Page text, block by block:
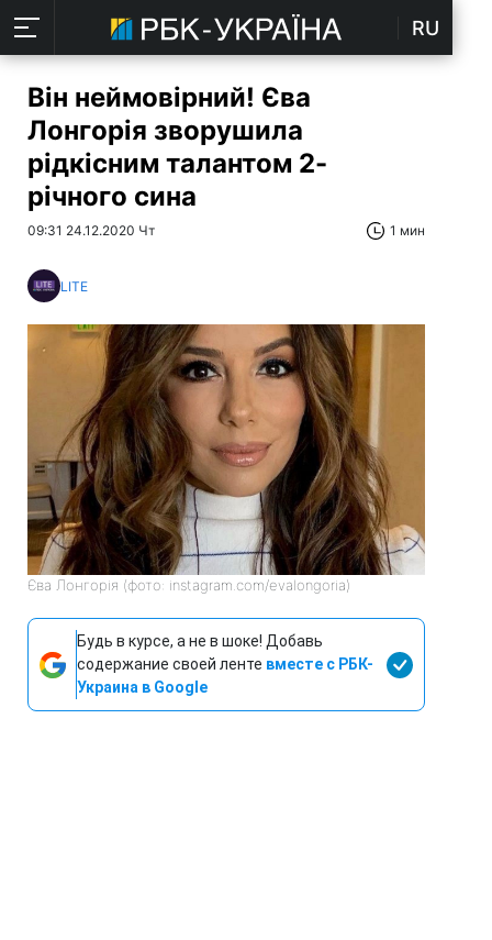
RU
Він неймовірний! Єва
Лонгорія зворушила
рідкісним талантом 2-
річного сина
09:31 24.12.2020 Чт 1 мин
LITE
Єва Лонгорія (фото: instagram.com/evalongoria)
Будь в курсе, а не в шоке! Добавь
содержание своей ленте вместе с РБК-
Украина в Google